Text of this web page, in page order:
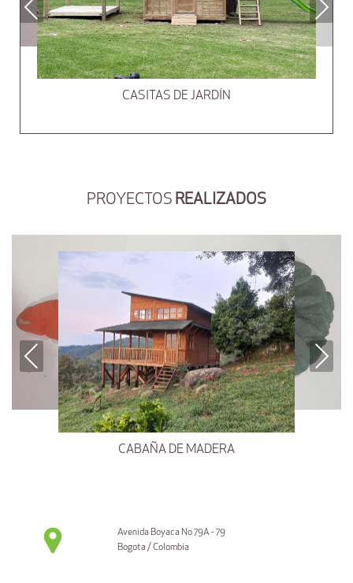
CASITAS DE JARDÍN
Previous Next
PROYECTOS REALIZADOS
CABAÑA DE MADERA
Previous Next
Avenida Boyaca No 79A - 79
Bogota / Colombia